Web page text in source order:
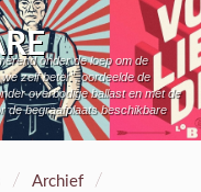
onder de loep om de
zelf beter", oordeelde de
overbodige ballast en mét de
de begraafplaats beschikbare
/ Archief /